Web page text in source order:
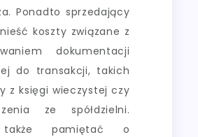
Ponadto sprzedający
koszty związane z
dokumentacji
do transakcji, takich
z księgi wieczystej czy
ze spółdzielni.
pamiętać o